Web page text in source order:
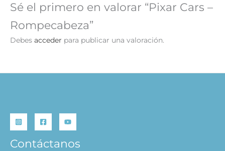
Sé el primero en valorar “Pixar Cars –
Rompecabeza”
Debes acceder para publicar una valoración.
Contáctanos